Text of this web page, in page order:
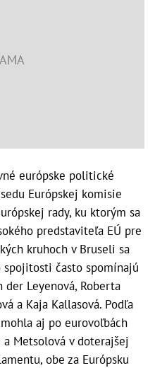
európske politické
Európskej komisie
rady, ku ktorým sa
predstaviteľa EÚ pre
kruhoch v Bruseli sa
často spomínajú
Leyenová, Roberta
a Kaja Kallasová. Podľa
aj po eurovoľbách
Metsolová v doterajšej
obe za Európsku